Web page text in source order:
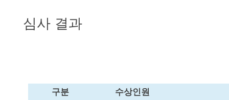
심사 결과
구분 수상인원